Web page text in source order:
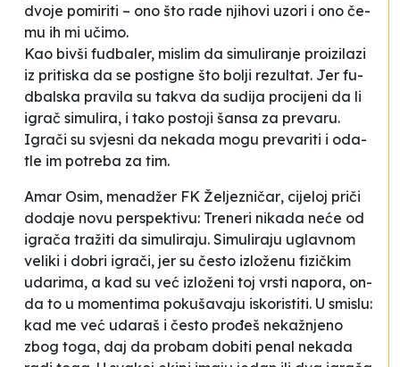
dvo­je po­mi­ri­ti – ono što ra­de nji­ho­vi uzo­ri i ono če­
mu ih mi uči­mo.
Kao biv­ši fu­dba­ler, mi­slim da si­mu­li­ra­nje pro­izi­la­zi
iz pri­tis­ka da se pos­ti­gne što bo­lji re­zul­tat. Jer fu­
dbal­ska pra­vi­la su ta­kva da su­di­ja pro­ci­je­ni da li
igrač si­mu­li­ra, i ta­ko pos­to­ji šan­sa za pre­va­ru.
Igra­či su svje­sni da ne­ka­da mo­gu pre­va­ri­ti i oda­
tle im po­tre­ba za tim.
Ama­r Osi­m, me­na­džer FK Že­lje­zni­čar, ci­je­loj pri­či
do­da­je no­vu per­spe­kti­vu: Tre­ne­ri ni­ka­da ne­će od
igra­ča tra­ži­ti da si­mu­li­ra­ju. Si­mu­li­ra­ju ugla­vnom
ve­li­ki i do­bri igra­či, jer su čes­to izlo­že­nu fi­zi­čkim
uda­ri­ma, a kad su već izlo­že­ni toj vrsti na­po­ra, on­
da to u mo­men­ti­ma po­ku­ša­va­ju is­ko­ri­s­ti­ti. U smi­slu:
kad me već uda­raš i čes­to pro­đeš ne­kaž­nje­no
zbog to­ga, daj da pro­bam do­bi­ti pe­nal ne­ka­da